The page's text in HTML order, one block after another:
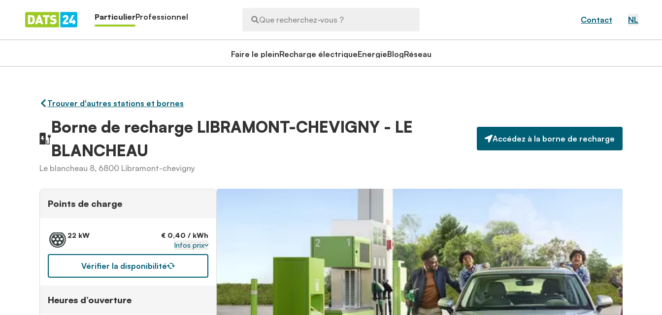
ParticulierProfessionnel Que recherchez-vous ? Contact NL
Faire le pleinRecharge électriqueEnergieBlogRéseau
Trouver d'autres stations et bornes
Borne de recharge LIBRAMONT-CHEVIGNY - LE
BLANCHEAU
Accédez à la borne de recharge
Le blancheau 8, 6800 Libramont-chevigny
Points de charge
22 kW
€ 0,40 / kWh
Infos prix
Vérifier la disponibilité
Heures d’ouverture